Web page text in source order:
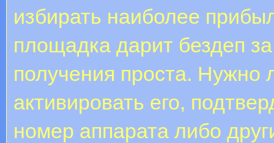
избирать наиболее
площадка дарит бездеп
получения проста. Нужно
активировать его,
номер аппарата либо